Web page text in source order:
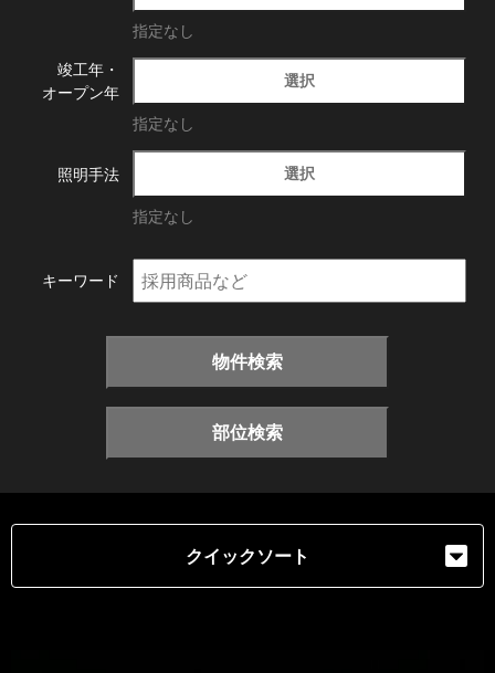
指定なし
竣工年・
オープン年
選択
指定なし
照明手法 選択
指定なし
キーワード
物件検索
部位検索
クイックソート